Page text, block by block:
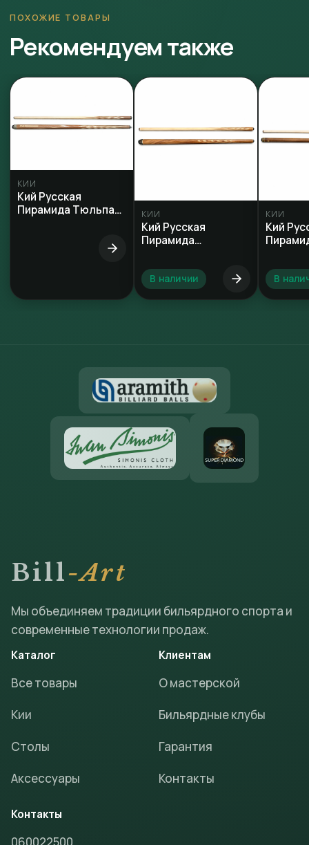
ПОХОЖИЕ ТОВАРЫ
Рекомендуем также
КИИ
Кий Русская
Пирамида Тюльпан
КИИ
Кий Русская
Пирамида
В наличии
КИИ
Кий
В
Bill-Art
Мы объединяем традиции бильярдного спорта и
современные технологии продаж.
Каталог
Все товары
Кии
Столы
Аксессуары
Клиентам
О мастерской
Бильярдные клубы
Гарантия
Контакты
Контакты